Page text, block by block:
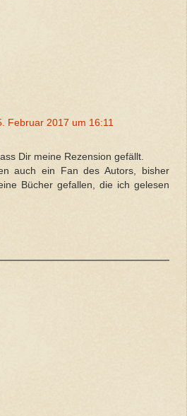
Februar 2017 um 16:11
Dir meine Rezension gefällt.
auch ein Fan des Autors, bisher
Bücher gefallen, die ich gelesen